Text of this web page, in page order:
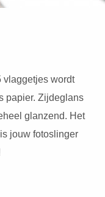
vlaggetjes wordt
papier. Zijdeglans
glanzend. Het
jouw fotoslinger